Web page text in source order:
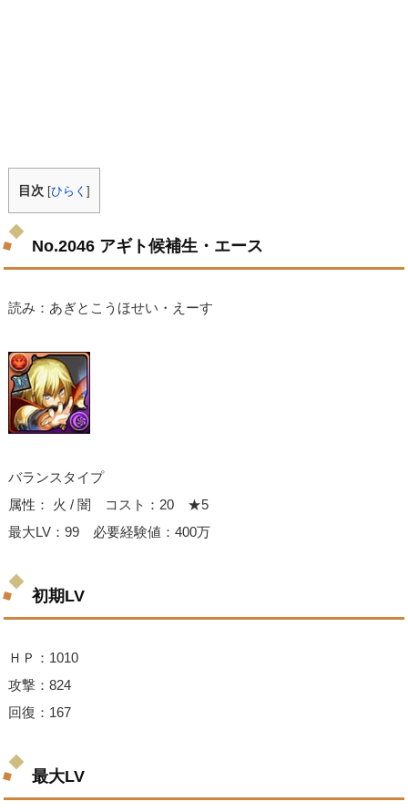
目次 [ひらく]
No.2046 アギト候補生・エース
読み：あぎとこうほせい・えーす
バランスタイプ
属性： 火 / 闇 コスト：20 ★5
最大LV：99 必要経験値：400万
初期LV
ＨＰ：1010
攻撃：824
回復：167
最大LV